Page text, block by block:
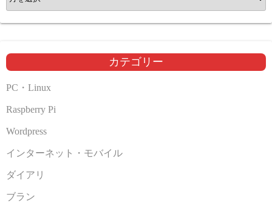
ー
カ
ブ
カテゴリー
PC・Linux
Raspberry Pi
Wordpress
インターネット・モバイル
ダイアリ
ブラン